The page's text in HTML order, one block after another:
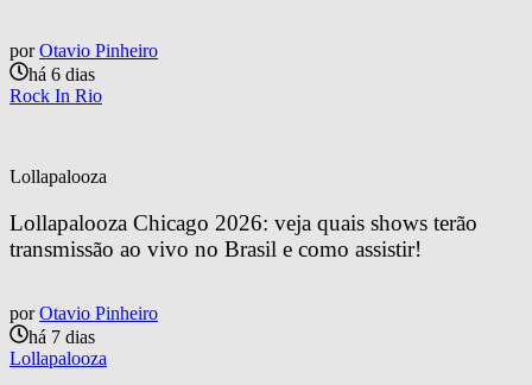
por Otavio Pinheiro
há 6 dias
Rock In Rio
Lollapalooza
Lollapalooza Chicago 2026: veja quais shows terão
transmissão ao vivo no Brasil e como assistir!
por Otavio Pinheiro
há 7 dias
Lollapalooza